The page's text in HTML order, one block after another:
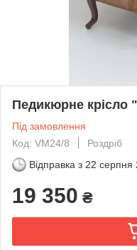
Педикюрне крісло
Під замовлення
Код: VM24/8
Роздріб
Відправка з 22 серпня
19 350 ₴